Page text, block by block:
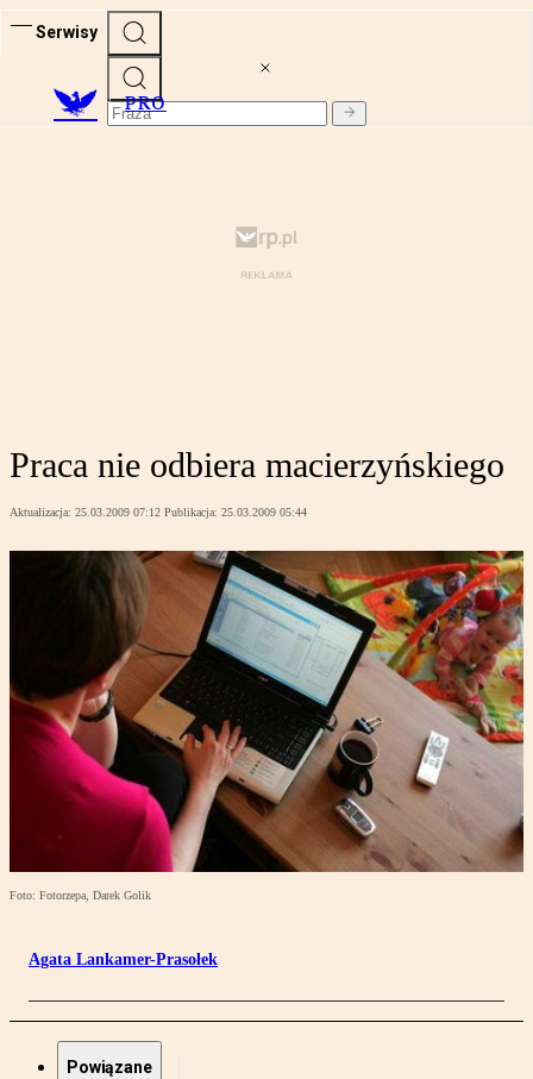
Serwisy
PRO
Praca nie odbiera macierzyńskiego
Aktualizacja: 25.03.2009 07:12 Publikacja: 25.03.2009 05:44
Foto: Fotorzepa, Darek Golik
Agata Lankamer-Prasołek
Powiązane